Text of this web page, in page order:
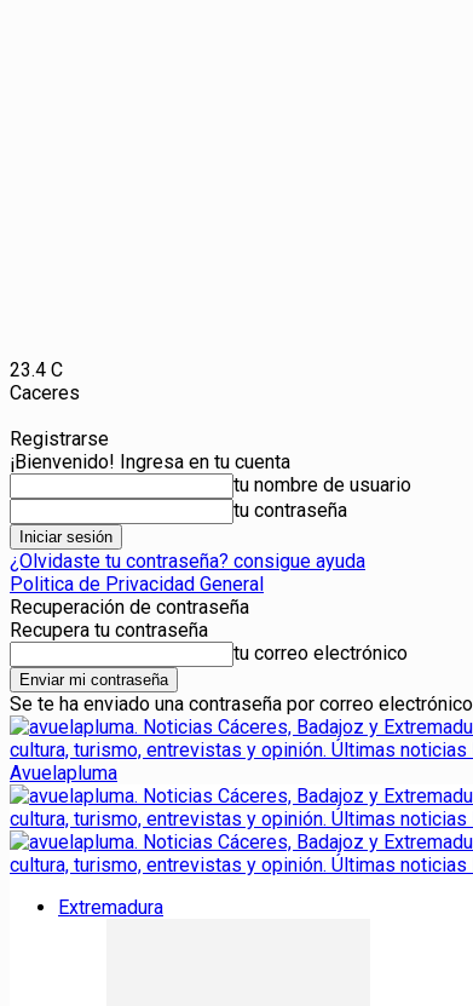
23.4 C
Caceres
Registrarse
¡Bienvenido! Ingresa en tu cuenta
tu nombre de usuario
tu contraseña
¿Olvidaste tu contraseña? consigue ayuda
Politica de Privacidad General
Recuperación de contraseña
Recupera tu contraseña
tu correo electrónico
Se te ha enviado una contraseña por correo
Avuelapluma
Extremadura